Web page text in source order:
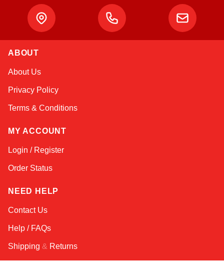
ABOUT
About Us
Privacy Policy
Terms & Conditions
MY ACCOUNT
Login / Register
Order Status
NEED HELP
Contact Us
Help / FAQs
Shipping & Returns